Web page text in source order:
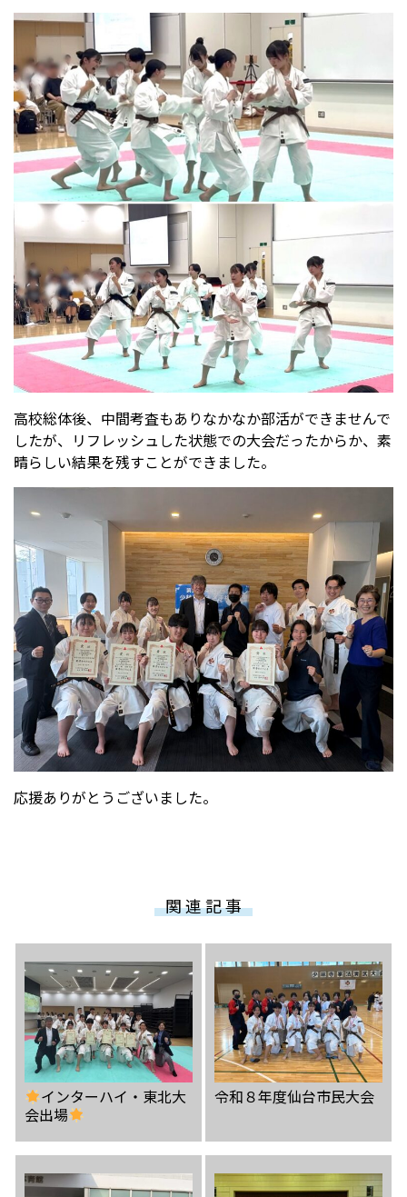
高校総体後、中間考査もありなかなか部活ができませんで
したが、リフレッシュした状態での大会だったからか、素
晴らしい結果を残すことができました。
応援ありがとうございました。
関 連 記 事
インターハイ・東北大
会出場
令和８年度仙台市民大会